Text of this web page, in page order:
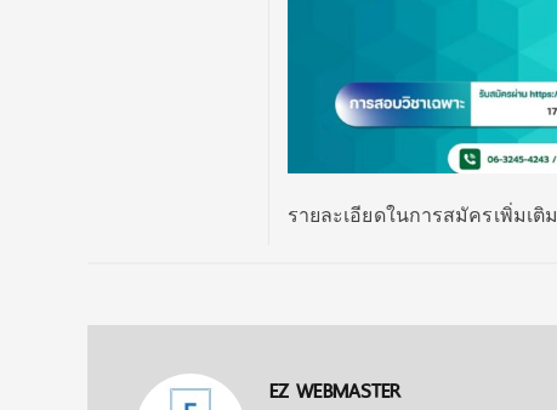
รายละเอียดในการสมัครเพิ่มเติม
EZ WEBMASTER